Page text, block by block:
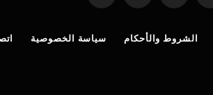
(Twitter)
الشروط والأحكام سياسة الخصوصية